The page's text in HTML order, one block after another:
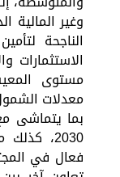
وغير المالية
الناجحة
الاستثمارات
مستوى
معدلات
بما يتماشى
2030،
فعال في